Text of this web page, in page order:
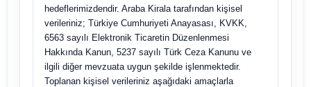
hedeflerimizdendir. Araba Kirala tarafından kişisel
verileriniz; Türkiye Cumhuriyeti Anayasası, KVKK,
6563 sayılı Elektronik Ticaretin Düzenlenmesi
Hakkında Kanun, 5237 sayılı Türk Ceza Kanunu ve
ilgili diğer mevzuata uygun şekilde işlenmektedir.
Toplanan kişisel verileriniz aşağıdaki amaçlarla